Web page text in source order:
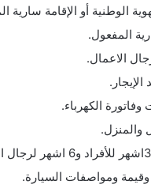
الوطنية أو الإقامة سارية
المفعول.
الاعمال.
وفاتورة الكهرباء.
والمنزل.
ومواصفات السيارة.